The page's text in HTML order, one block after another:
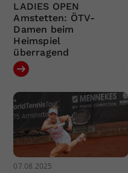
LADIES OPEN
Amstetten: ÖTV-
Damen beim
Heimspiel
überragend
07.08.2025